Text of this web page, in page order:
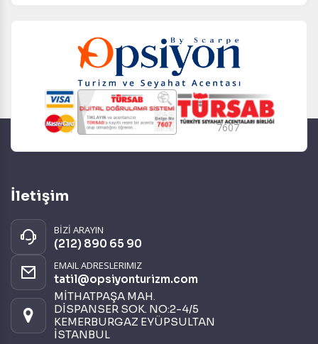
7607
İletişim
BİZİ ARAYIN
(212) 890 65 90
EMAIL ADRESLERIMIZ
tatil@opsiyonturizm.com
MİTHATPAŞA MAH.
DİSPANSER SOK. NO:2-4/5
KEMERBURGAZ EYÜPSULTAN
İSTANBUL